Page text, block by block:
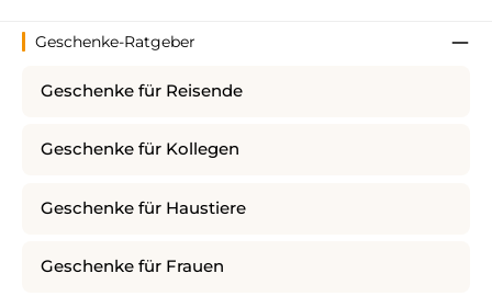
Geschenke-Ratgeber
Geschenke für Reisende
Geschenke für Kollegen
Geschenke für Haustiere
Geschenke für Frauen